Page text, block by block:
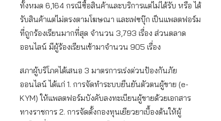
ทั้งหมด 6,164 กรณีซื้อสินค้าและบริการแต่ไม่ได้รับ หรือ ได้
รับสินค้าแต่ไม่ตรงตามโฆษณา และเฟซบุ๊ก เป็นแพลตฟอร์ม
ที่ถูกร้องเรียนมากที่สุด จำนวน 3,793 เรื่อง ส่วนตลาด
ออนไลน์ มีผู้ร้องเรียนเข้ามาจำนวน 905 เรื่อง
สภาผู้บริโภคได้เสนอ 3 มาตรการเร่งด่วนป้องกันภัย
ออนไลน์ ได้แก่ 1. การจัดทำระบบยืนยันตัวตนผู้ขาย (e-
KYM) ให้แพลตฟอร์มบังคับลงทะเบียนผู้ขายด้วยเอกสาร
ทางราชการ 2. การจัดตั้งกองทุนเยียวยาเบื้องต้นให้ผู้